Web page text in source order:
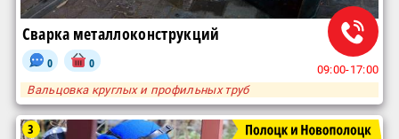
Сварка металлоконструкций
0 0
09:00-17:00
Вальцовка круглых и профильных труб
3